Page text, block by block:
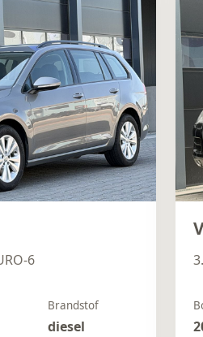
6
Brandstof
diesel